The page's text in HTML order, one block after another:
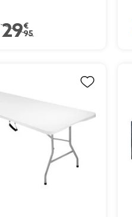
Prix remisé de 29,95 € à
29,95 €